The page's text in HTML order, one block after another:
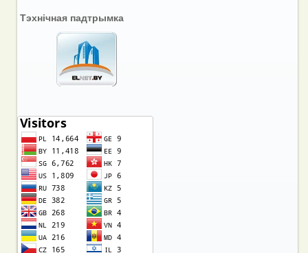
Тэхнічная падтрымка